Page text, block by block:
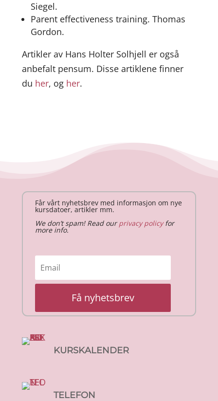
Siegel.
Parent effectiveness training. Thomas
Gordon.
Artikler av Hans Holter Solhjell er også
anbefalt pensum. Disse artiklene finner
du her, og her.
Får vårt nyhetsbrev med informasjon om nye
kursdatoer, artikler mm.
We don’t spam! Read ourprivacy policyfor
more info.
Få nyhetsbrev
KURSKALENDER
TELEFON